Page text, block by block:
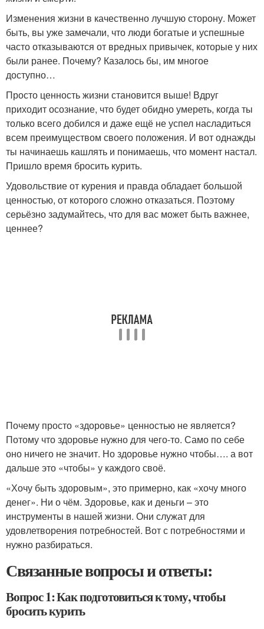
Изменения жизни в качественно лучшую сторону. Может
быть, вы уже замечали, что люди богатые и успешные
часто отказываются от вредных привычек, которые у них
были ранее. Почему? Казалось бы, им многое
доступно…
Просто ценность жизни становится выше! Вдруг
приходит осознание, что будет обидно умереть, когда ты
только всего добился и даже ещё не успел насладиться
всем преимуществом своего положения. И вот однажды
ты начинаешь кашлять и понимаешь, что момент настал.
Пришло время бросить курить.
Удовольствие от курения и правда обладает большой
ценностью, от которого сложно отказаться. Поэтому
серьёзно задумайтесь, что для вас может быть важнее,
ценнее?
Почему просто «здоровье» ценностью не является?
Потому что здоровье нужно для чего-то. Само по себе
оно ничего не значит. Но здоровье нужно чтобы…. а вот
дальше это «чтобы» у каждого своё.
«Хочу быть здоровым», это примерно, как «хочу много
денег». Ни о чём. Здоровье, как и деньги – это
инструменты в нашей жизни. Они служат для
удовлетворения потребностей. Вот с потребностями и
нужно разбираться.
Связанные вопросы и ответы:
Вопрос 1: Как подготовиться к тому, чтобы
бросить курить